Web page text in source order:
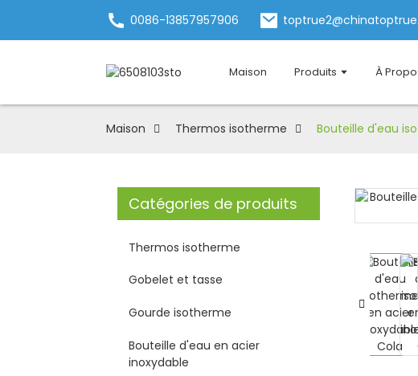
0086-13857957906
Maison Produits À
Maison Thermos isotherme Bouteille d'eau
Catégories de produits
Thermos isotherme
Gobelet et tasse
Gourde isotherme
Bouteille d'eau en acier
inoxydable